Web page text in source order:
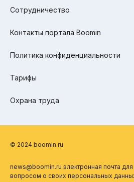
Сотрудничество
Контакты портала Boomin
Политика конфиденциальности
Тарифы
Охрана труда
© 2024 boomin.ru
news@boomin.ru электронная почта
вопросом о своих персональных